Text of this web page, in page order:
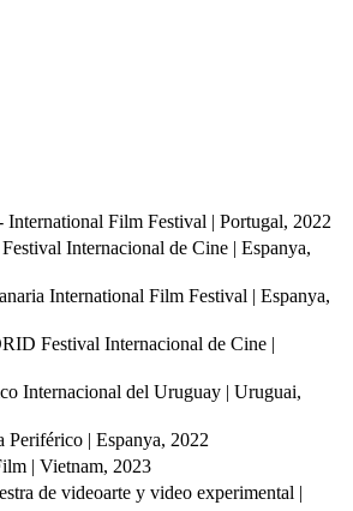
International Film Festival | Portugal, 2022
Internacional de Cine | Espanya,
International Film Festival | Espanya,
Festival Internacional de Cine |
Internacional del Uruguay | Uruguai,
Periférico | Espanya, 2022
| Vietnam, 2023
de videoarte y video experimental |